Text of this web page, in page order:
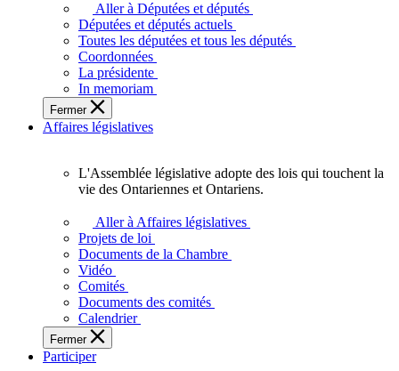
députés
vous
représentent
sein
de
l'Assemblée
législative
l'Ontario.
Aller à Députées et députés
Députées et députés actuels
Toutes les députées et tous les députés
Coordonnées
La présidente
In memoriam
Fermer
Affaires législatives
L'Assemblée
adopte
touchent
des
Ontariennes
et
L'Assemblée législative adopte des lois qui touchent la
vie des Ontariennes et Ontariens.
Aller à Affaires législatives
Projets de loi
Documents de la Chambre
Vidéo
Comités
Documents des comités
Calendrier
Fermer
Participer